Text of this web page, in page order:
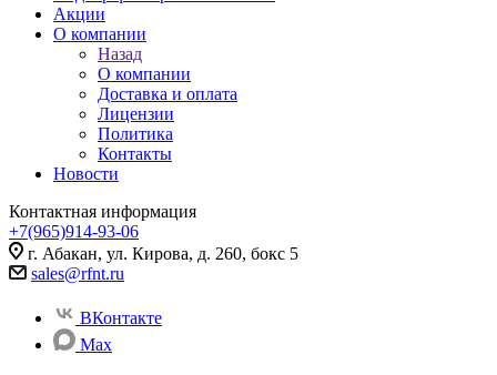
Акции
О компании
Назад
О компании
Доставка и оплата
Лицензии
Политика
Контакты
Новости
Контактная информация
+7(965)914-93-06
г. Абакан, ул. Кирова, д. 260, бокс 5
sales@rfnt.ru
ВКонтакте
Max